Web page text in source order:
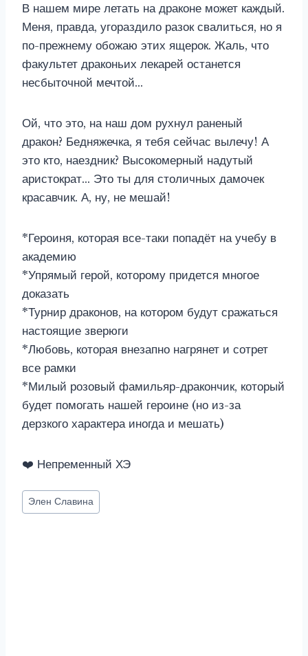
В нашем мире летать на драконе может каждый.
Меня, правда, угораздило разок свалиться, но я
по-прежнему обожаю этих ящерок. Жаль, что
факультет драконьих лекарей останется
несбыточной мечтой…
Ой, что это, на наш дом рухнул раненый
дракон? Бедняжечка, я тебя сейчас вылечу! А
это кто, наездник? Высокомерный надутый
аристократ… Это ты для столичных дамочек
красавчик. А, ну, не мешай!
*Героиня, которая все-таки попадёт на учебу в
академию
*Упрямый герой, которому придется многое
доказать
*Турнир драконов, на котором будут сражаться
настоящие зверюги
*Любовь, которая внезапно нагрянет и сотрет
все рамки
*Милый розовый фамильяр-дракончик, который
будет помогать нашей героине (но из-за
дерзкого характера иногда и мешать)
❤️ Непременный ХЭ
Метки
записи:
Элен Славина